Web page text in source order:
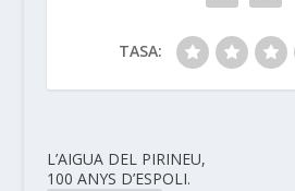
TASA:
L’AIGUA DEL PIRINEU,
100 ANYS D’ESPOLI.